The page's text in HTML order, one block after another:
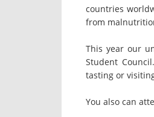
countries
from
This year our
Student
tasting or
You also can